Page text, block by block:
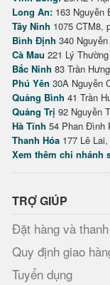
Long An: 163 Nguyễn
Tây Ninh 1075 CTM8,
Bình Định 340
Cà Mau 221 Lý
Bắc Ninh 83 Trần
Phú Yên 30A Nguyễn
Quảng Bình 41 Trần
Quảng Trị 92 Nguyễn
Hà Tĩnh 54 Phan Đình
Thanh Hóa 177 Lê
Xem thêm chi nhánh
TRỢ GIÚP
Đặt hàng và
Quy định giao
Tuyển dụng